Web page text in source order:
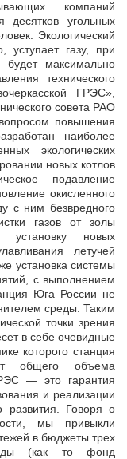
компаний
угольных
Экологический
уступает газу, при
максимально
технического
ГРЭС»,
совета РАО
повышения
наиболее
экологических
новых котлов
подавление
окисленного
с ним безвредного
газов от золы
установку новых
летучей
установка системы
с выполнением
Юга России не
среды. Таким
точки зрения
в себе очевидные
которого станция
общего объема
— это гарантия
и реализации
развития. Говоря о
мы привыкли
в бюджеты трех
(как то фонд